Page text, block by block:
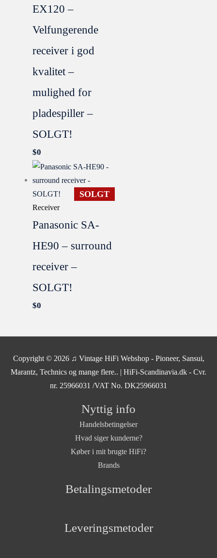
EX120 –
Velfungerende
receiver i god
kvalitet –
mulighed for
pladespiller –
SOLGT!
$0
SOLGT
Receiver
Panasonic SA-
HE90 – surround
receiver –
SOLGT!
$0
Copyright © 2026 ♫ Vintage HiFi Webshop - Pioneer, Sansui,
Marantz, Technics og mange flere.. | HiFi-Scandinavia.dk - Cvr.
nr. 25966031 /VAT No. DK25966031
Nyttig info
Handelsbetingelser
Hvad siger kunderne?
Køber i mit brugte HiFi?
Brands
Betalingsmetoder
Leveringsmetoder